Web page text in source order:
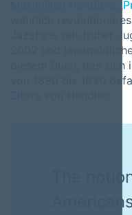
Maximilian Hendlers
wahrlich
Jazzfans seit früher
2002 und
diesem Buch, das
von 1890 bis 1930
The